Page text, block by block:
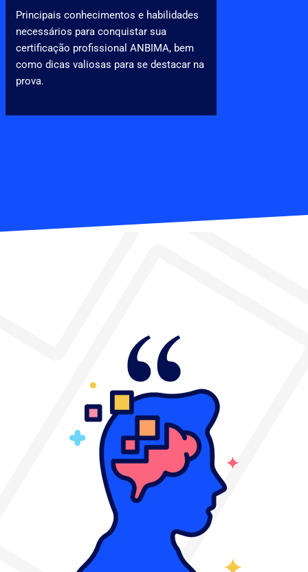
Principais conhecimentos e habilidades
necessários para conquistar sua
certificação profissional ANBIMA, bem
como dicas valiosas para se destacar na
prova.